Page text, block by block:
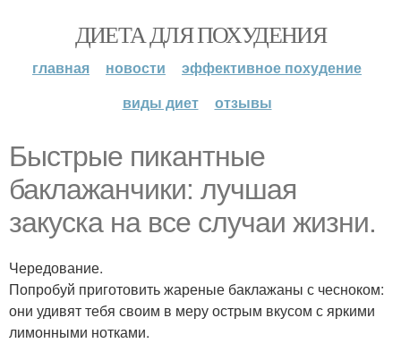
ДИЕТА ДЛЯ ПОХУДЕНИЯ
главная новости
эффективное похудение
виды диет
отзывы
Быстрые пикантные
баклажанчики: лучшая
закуска на все случаи жизни.
Чередование.
Попробуй приготовить жареные баклажаны с чесноком:
они удивят тебя своим в меру острым вкусом с яркими
лимонными нотками.